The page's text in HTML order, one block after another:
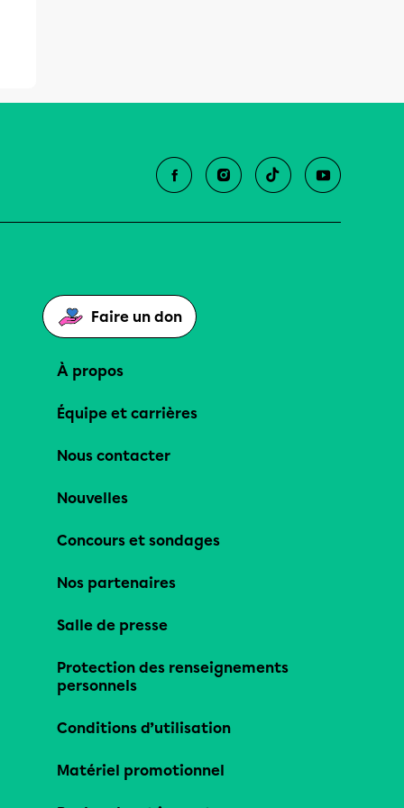
Faire un don
À propos
Équipe et carrières
Nous contacter
Nouvelles
Concours et sondages
Nos partenaires
Salle de presse
Protection des renseignements
personnels
Conditions d’utilisation
Matériel promotionnel